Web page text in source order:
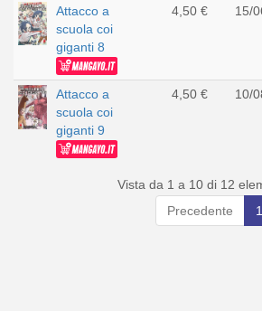
Attacco a
scuola coi
giganti 8
4,50 € 15/
Attacco a
scuola coi
giganti 9
4,50 € 10/
Vista da 1 a 10 di 12
Precedente
1